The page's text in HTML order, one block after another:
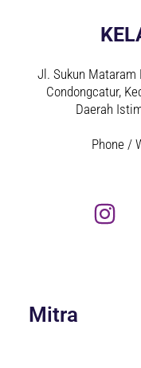
Jl. Sukun Mataram
Condongcatur,
Daerah
Phone /
Mitra